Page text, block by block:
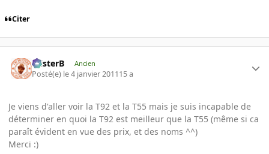
Citer
misterB Ancien
Posté(e) le 4 janvier 201115 a
Je viens d'aller voir la T92 et la T55 mais je suis incapable de
déterminer en quoi la T92 est meilleur que la T55 (même si ca
paraît évident en vue des prix, et des noms ^^)
Merci :)